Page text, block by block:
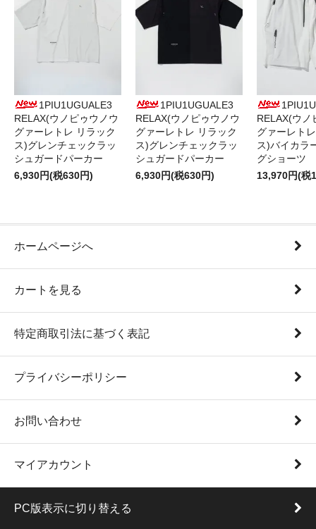
1PIU1UGUALE3
RELAX(ウノピゥウノウ
グァーレトレ リラック
ス)グレンチェックラッ
シュガードパーカー
6,930円(税630円)
1PIU1UGUALE3
RELAX(ウノピゥウノウ
グァーレトレ リラック
ス)グレンチェックラッ
シュガードパーカー
6,930円(税630円)
RELAX(ウノ
グァーレト
ス)バイカラ
グショーツ
13,970円(税
ホームページへ
カートを見る
特定商取引法に基づく表記
プライバシーポリシー
お問い合わせ
マイアカウント
PC版表示に切り替える